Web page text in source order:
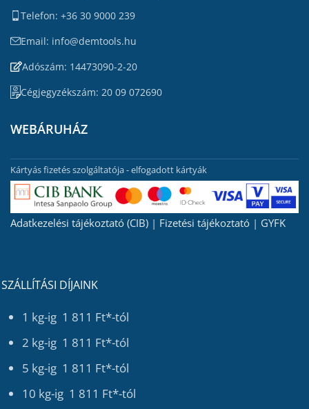
Telefon: +36 30 9000 239
Email: info@demtools.hu
Adószám: 14473090-2-20
Cégjegyzékszám: 20 09 072690
WEBÁRUHÁZ
Kártyás fizetés szolgáltatója - elfogadott kártyák
Adatkezelési tájékoztató (CIB) | Fizetési tájékoztató | GYFK
SZÁLLÍTÁSI DÍJAINK
1 kg-ig 1 811 Ft*-tól
2 kg-ig 1 811 Ft*-tól
5 kg-ig 1 811 Ft*-tól
10 kg-ig 1 811 Ft*-tól